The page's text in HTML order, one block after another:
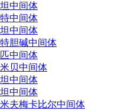
中间体
中间体
中间体
胆碱中间体
中间体
贝中间体
中间体
中间体
夫梅卡比尔中间体